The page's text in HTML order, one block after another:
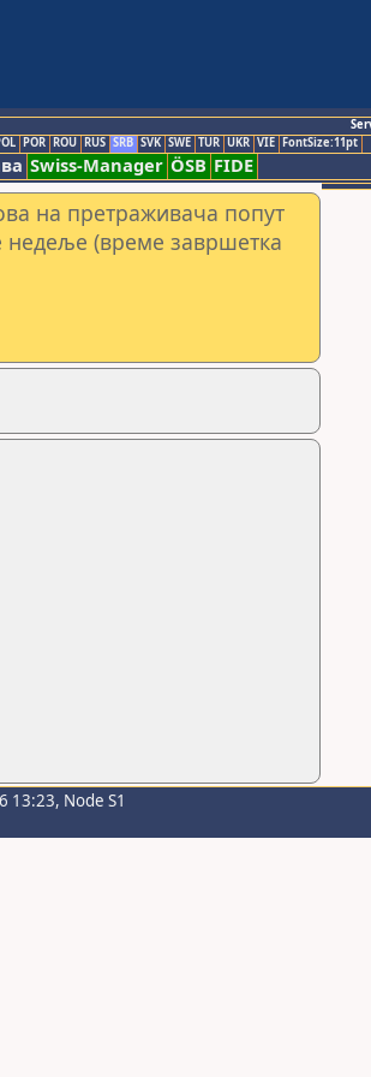
POR ROU RUS SRB SVK SWE TUR UKR VIE FontSize:11pt
Swiss-Manager ÖSB FIDE
на претраживача попут
недеље (време завршетка
13:23, Node S1